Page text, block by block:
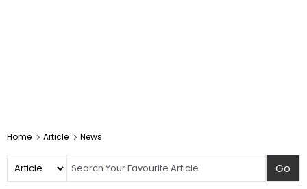
Home Article News